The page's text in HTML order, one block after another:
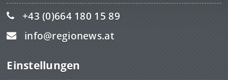
+43 (0)664 180 15 89
info@regionews.at
Einstellungen